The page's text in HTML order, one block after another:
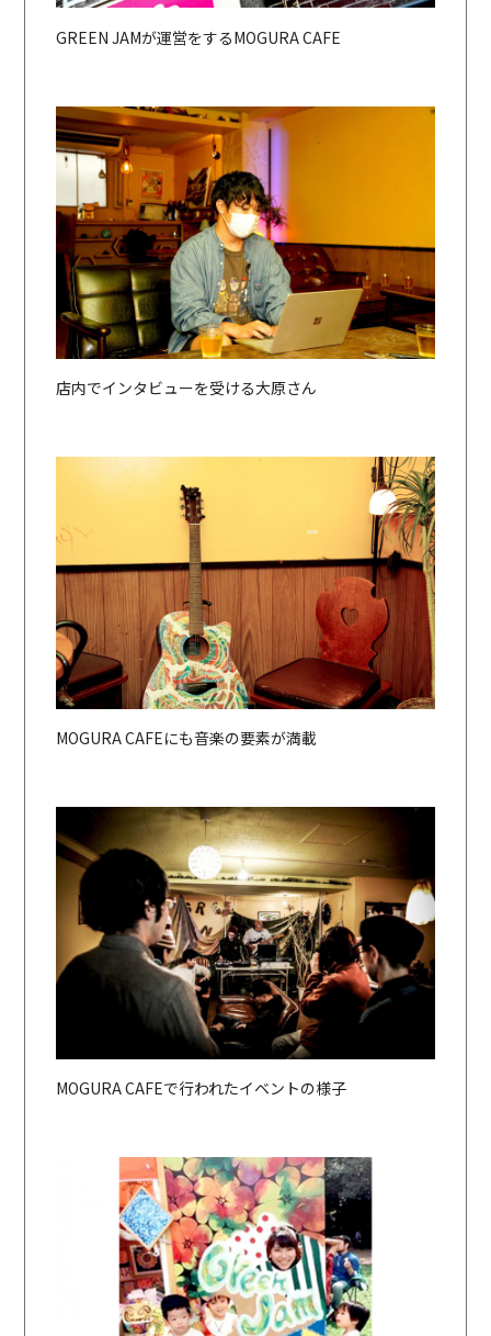
GREEN JAMが運営をするMOGURA CAFE
店内でインタビューを受ける大原さん
MOGURA CAFEにも音楽の要素が満載
MOGURA CAFEで行われたイベントの様子